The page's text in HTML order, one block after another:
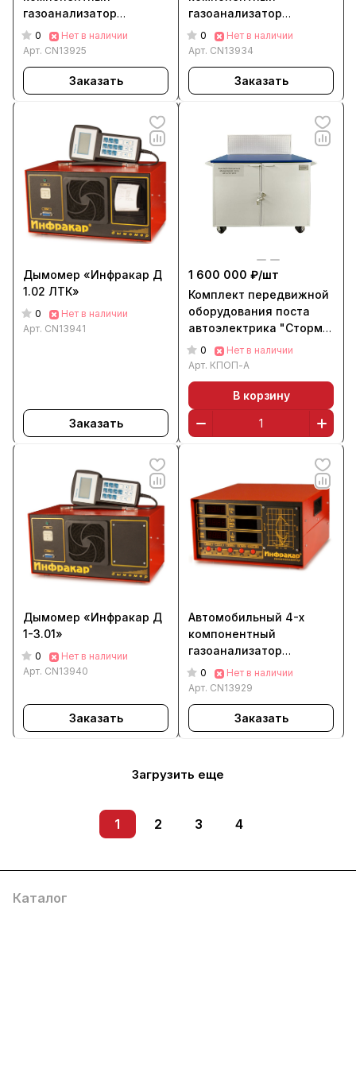
газоанализатор
«Инфракар 5М-2.01»
0
Нет в наличии
Арт. CN13925
Заказать
газоанализатор
«Инфракар 5М-3.02»
0
Нет в наличии
Арт. CN13934
Заказать
Дымомер «Инфракар Д
1.02 ЛТК»
0
Нет в наличии
Арт. CN13941
Заказать
1 600 000 ₽/шт
Комплект передвижной
оборудования поста
автоэлектрика "Сторм
КПОП-А"
0
Нет в наличии
Арт. КПОП-А
В корзину
Дымомер «Инфракар Д
1-3.01»
0
Нет в наличии
Арт. CN13940
Заказать
Автомобильный 4-х
компонентный
газоанализатор
«Инфракар М-3.01»
0
Нет в наличии
Арт. CN13929
Заказать
Загрузить еще
1 2 3 4
Каталог